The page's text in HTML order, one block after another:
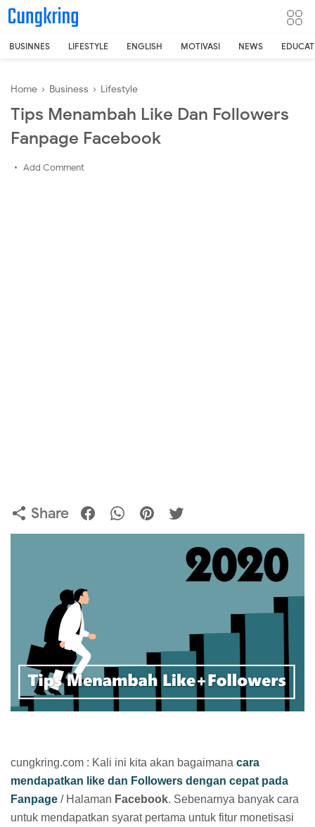
-->
BUSINNES LIFESTYLE ENGLISH MOTIVASI NEWS
Home › Business › Lifestyle
Tips Menambah Like Dan Followers
Fanpage Facebook
Add Comment
Share
cungkring.com : Kali ini kita akan bagaimana cara
mendapatkan like dan Followers dengan cepat pada
Fanpage / Halaman Facebook. Sebenarnya banyak cara
untuk mendapatkan syarat pertama untuk fitur monetisasi